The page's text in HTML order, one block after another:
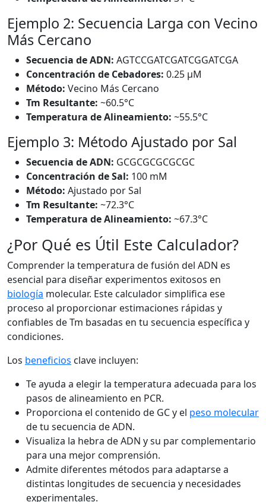
Ejemplo 2: Secuencia Larga con Vecino
Más Cercano
Secuencia de ADN: AGTCCGATCGATCGGATCGA
Concentración de Cebadores: 0.25 μM
Método: Vecino Más Cercano
Tm Resultante: ~60.5°C
Temperatura de Alineamiento: ~55.5°C
Ejemplo 3: Método Ajustado por Sal
Secuencia de ADN: GCGCGCGCGCGC
Concentración de Sal: 100 mM
Método: Ajustado por Sal
Tm Resultante: ~72.3°C
Temperatura de Alineamiento: ~67.3°C
¿Por Qué es Útil Este Calculador?
Comprender la temperatura de fusión del ADN es
esencial para diseñar experimentos exitosos en
biología molecular. Este calculador simplifica ese
proceso al proporcionar estimaciones rápidas y
confiables de Tm basadas en tu secuencia específica y
condiciones.
Los beneficios clave incluyen:
Te ayuda a elegir la temperatura adecuada para los
pasos de alineamiento en PCR.
Proporciona el contenido de GC y el peso molecular
de tu secuencia de ADN.
Visualiza la hebra de ADN y su par complementario
para una mejor comprensión.
Admite diferentes métodos para adaptarse a
distintas longitudes de secuencia y necesidades
experimentales.